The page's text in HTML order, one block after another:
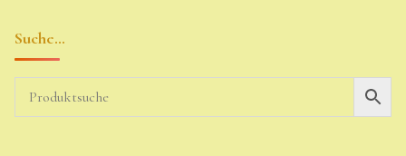
Suche…